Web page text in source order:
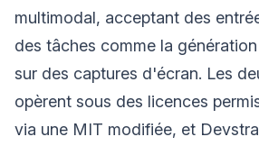
multimodal, acceptant des
des tâches comme la
sur des captures d'écran. Les
opèrent sous des licences
via une MIT modifiée, et